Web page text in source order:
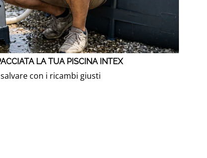
LA TUA PISCINA INTEX
con i ricambi giusti